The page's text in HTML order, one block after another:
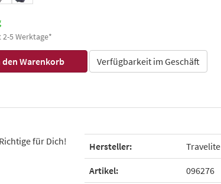
2-5 Werktage*
Verfügbarkeit im Geschäft
für Dich!
Hersteller: Travelite
Artikel: 096276